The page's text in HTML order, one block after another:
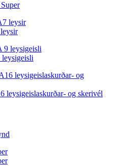
leysigeislaskurðar- og skerivél